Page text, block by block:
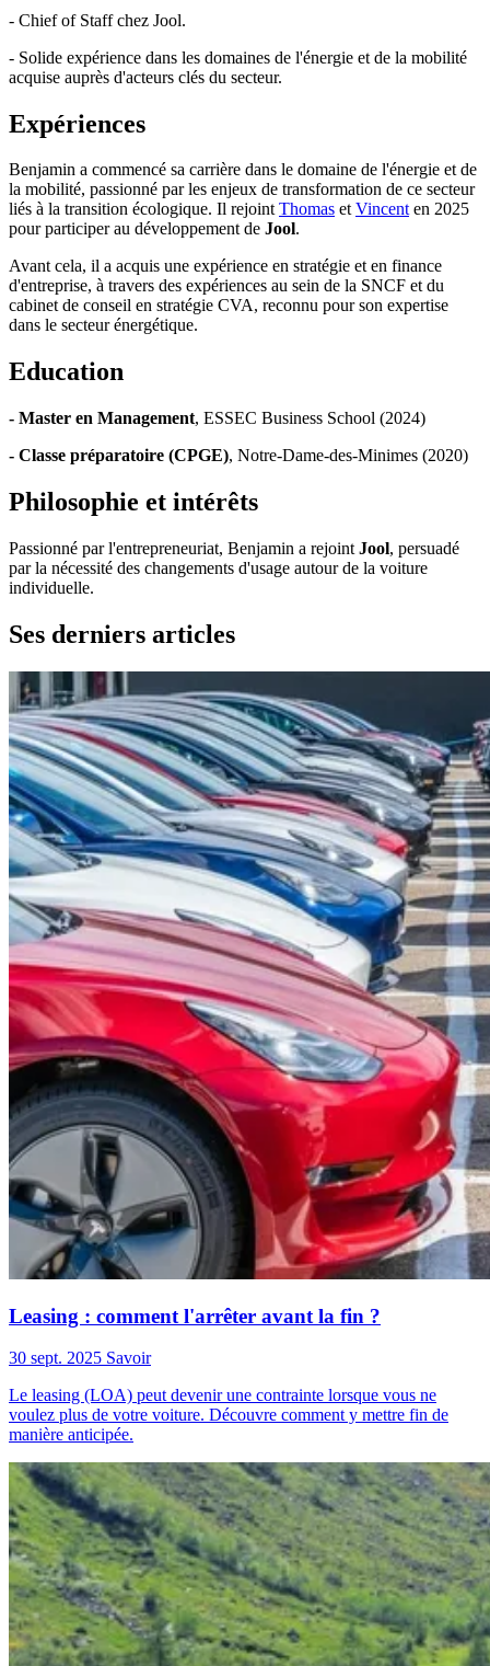
- Chief of Staff chez Jool.
- Solide expérience dans les domaines de l'énergie et de la mobilité
acquise auprès d'acteurs clés du secteur.
Expériences
Benjamin a commencé sa carrière dans le domaine de l'énergie et de
la mobilité, passionné par les enjeux de transformation de ce secteur
liés à la transition écologique. Il rejointThomas etVincenten 2025
pour participer au développement de Jool.
Avant cela, il a acquis une expérience en stratégie et en finance
d'entreprise, à travers des expériences au sein de la SNCF et du
cabinet de conseil en stratégie CVA, reconnu pour son expertise
dans le secteur énergétique.
Education
- Master en Management, ESSEC Business School (2024)
- Classe préparatoire (CPGE), Notre-Dame-des-Minimes (2020)
Philosophie et intérêts
Passionné par l'entrepreneuriat, Benjamin a rejoint Jool, persuadé
par la nécessité des changements d'usage autour de la voiture
individuelle.
Ses derniers articles
Leasing : comment l'arrêter avant la fin ?
30 sept. 2025 Savoir
Le leasing (LOA) peut devenir une contrainte lorsque vous ne
voulez plus de votre voiture. Découvre comment y mettre fin de
manière anticipée.